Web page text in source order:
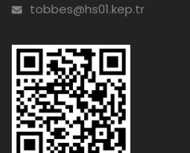
tobbes@hs01.kep.tr